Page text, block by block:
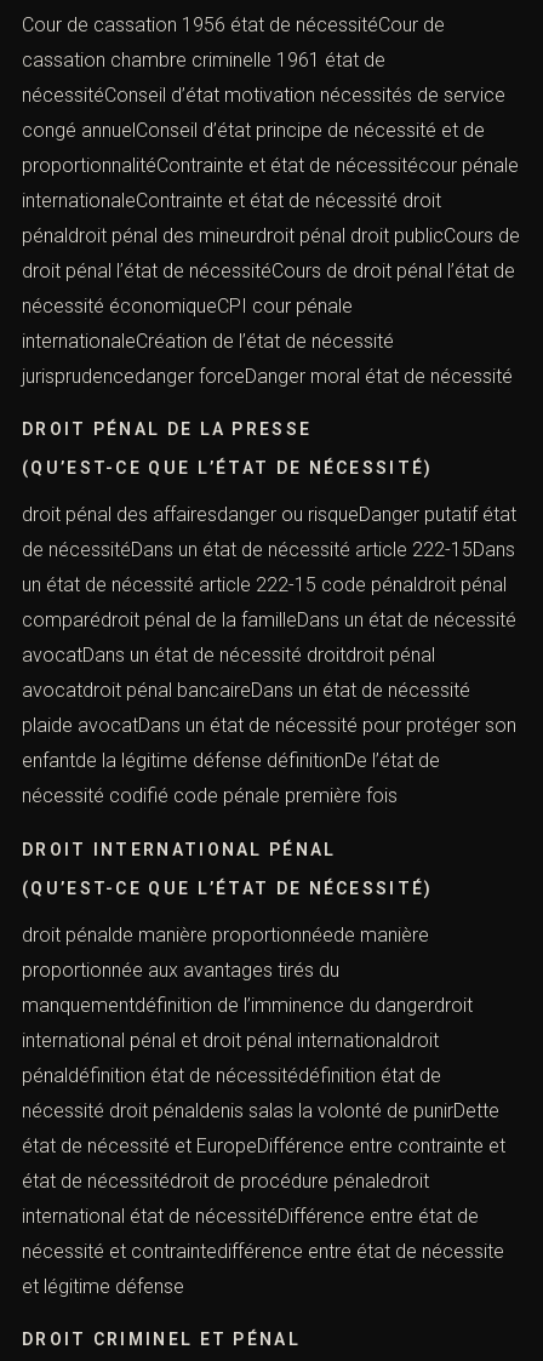
Cour de cassation 1956 état de nécessitéCour de
cassation chambre criminelle 1961 état de
nécessitéConseil d’état motivation nécessités de service
congé annuelConseil d’état principe de nécessité et de
proportionnalitéContrainte et état de nécessitécour pénale
internationaleContrainte et état de nécessité droit
pénaldroit pénal des mineurdroit pénal droit publicCours de
droit pénal l’état de nécessitéCours de droit pénal l’état de
nécessité économiqueCPI cour pénale
internationaleCréation de l’état de nécessité
jurisprudencedanger forceDanger moral état de nécessité
DROIT PÉNAL DE LA PRESSE
(QU’EST-CE QUE L’ÉTAT DE NÉCESSITÉ)
droit pénal des affairesdanger ou risqueDanger putatif état
de nécessitéDans un état de nécessité article 222-15Dans
un état de nécessité article 222-15 code pénaldroit pénal
comparédroit pénal de la familleDans un état de nécessité
avocatDans un état de nécessité droitdroit pénal
avocatdroit pénal bancaireDans un état de nécessité
plaide avocatDans un état de nécessité pour protéger son
enfantde la légitime défense définitionDe l’état de
nécessité codifié code pénale première fois
DROIT INTERNATIONAL PÉNAL
(QU’EST-CE QUE L’ÉTAT DE NÉCESSITÉ)
droit pénalde manière proportionnéede manière
proportionnée aux avantages tirés du
manquementdéfinition de l’imminence du dangerdroit
international pénal et droit pénal internationaldroit
pénaldéfinition état de nécessitédéfinition état de
nécessité droit pénaldenis salas la volonté de punirDette
état de nécessité et EuropeDifférence entre contrainte et
état de nécessitédroit de procédure pénaledroit
international état de nécessitéDifférence entre état de
nécessité et contraintedifférence entre état de nécessite
et légitime défense
DROIT CRIMINEL ET PÉNAL